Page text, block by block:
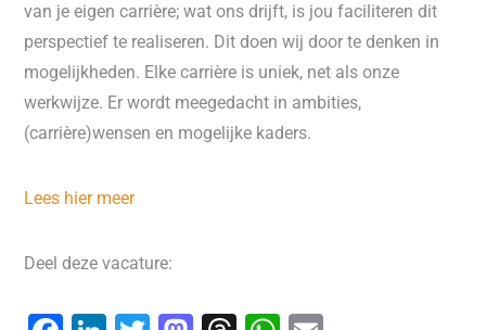
van je eigen carrière; wat ons drijft, is jou faciliteren dit
perspectief te realiseren. Dit doen wij door te denken in
mogelijkheden. Elke carrière is uniek, net als onze
werkwijze. Er wordt meegedacht in ambities,
(carrière)wensen en mogelijke kaders.
Lees hier meer
Deel deze vacature: